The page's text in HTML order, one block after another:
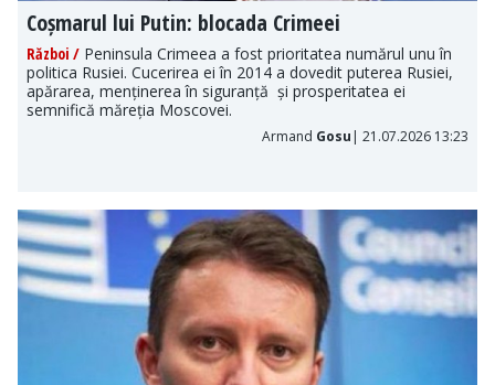
Coșmarul lui Putin: blocada Crimeei
Război / Peninsula Crimeea a fost prioritatea numărul unu în
politica Rusiei. Cucerirea ei în 2014 a dovedit puterea Rusiei,
apărarea, menținerea în siguranță și prosperitatea ei
semnifică măreția Moscovei.
Armand Gosu | 21.07.2026 13:23